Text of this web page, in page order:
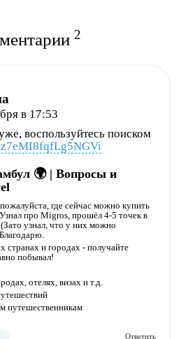
2
в 17:53
воспользуйтесь поиском
🌍 | Вопросы и
где сейчас можно купить
про Migros, прошёл 4-5 точек в
узнал, что у них можно
странах и городах - получайте
побывал!
отелях, визах и т.д.
путешественникам